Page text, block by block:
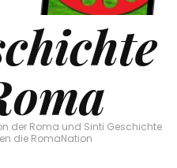
der Roma und Sinti Geschichte
die RomaNation